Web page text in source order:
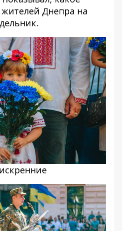
Днепра на
.